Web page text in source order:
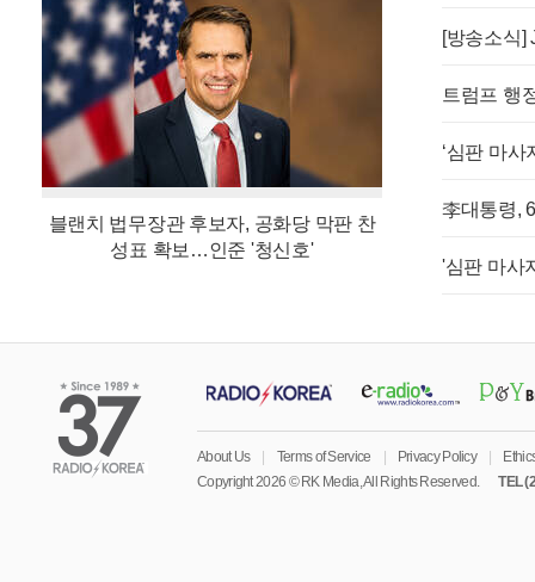
블랜치 법무장관 후보자, 공화당 막판 찬
성표 확보…인준 '청신호'
트럼프 행
About Us Terms of Service Privacy Policy
Copyright 2026 © RK Media, All Rights Reserved.TEL